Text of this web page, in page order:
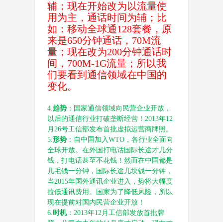
辅；现在开始改为以流量使
用为主，通话时间为辅；比
如：移动全球通128套餐，原
来是650分钟通话， 70M流
量；现在改为200分钟通话时
间， 700M-1G流量；所以我
们要看到通信领域在中国的
变化。
4.趋势：国家通信领域向民营企业开放，
以后的通信行业打破垄断经营！ 2013年12
月 26号工信部发布首批虚拟运营商牌照。
5.形势：自中国加入WTO，各行业全面向
全球开放。在外国打电话国际长途才几分
钱，打电话甚至不花钱！然而在中国都是
几毛钱一分钟，国际长途几块钱一分钟，
当2015年国外通讯企业进入，势将大幅度
拉低通讯费用。国家为了降低风险，所以
现在提前对国内民营企业开放！
6.时机： 2013年12月工信部发放首批牌